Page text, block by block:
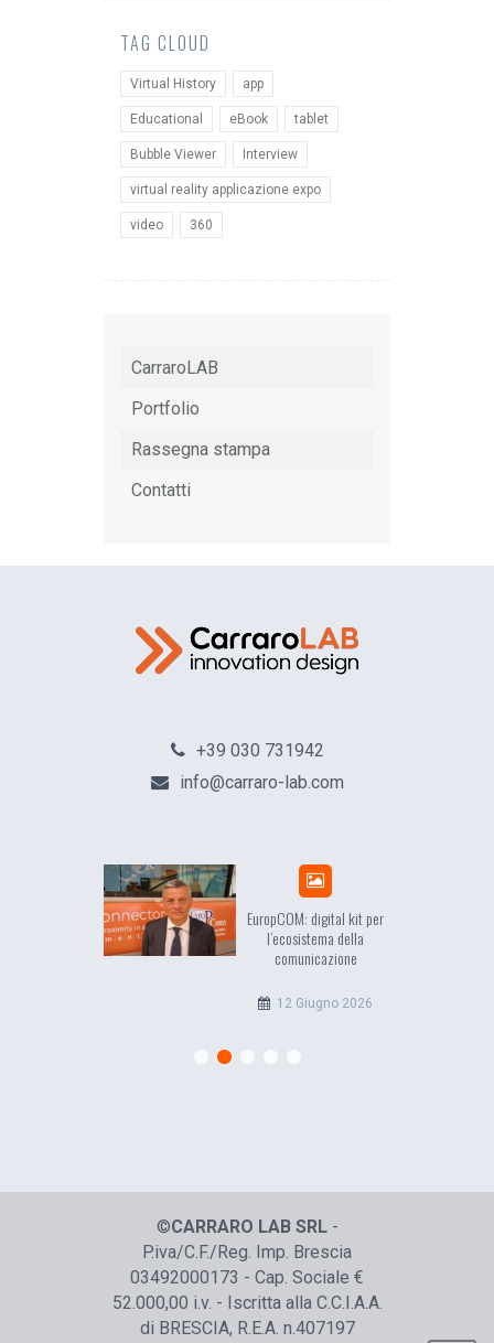
TAG CLOUD
Virtual History app
Educational eBook tablet
Bubble Viewer Interview
virtual reality applicazione expo
video 360
CarraroLAB
Portfolio
Rassegna stampa
Contatti
+39 030 731942
info@carraro-lab.com
EuropCOM: digital kit per
l’ecosistema della
comunicazione
12 Giugno 2026
©CARRARO LAB SRL-
P.iva/C.F./Reg. Imp. Brescia
03492000173 - Cap. Sociale €
52.000,00 i.v. - Iscritta alla C.C.I.A.A.
di BRESCIA, R.E.A. n.407197